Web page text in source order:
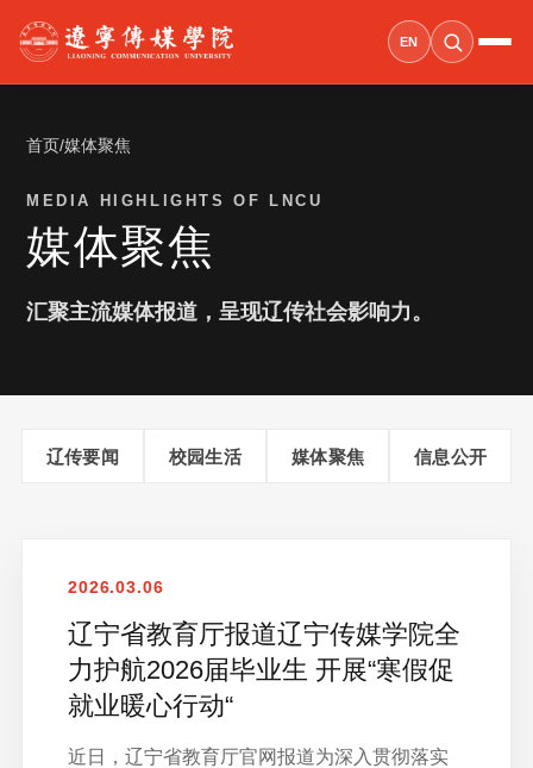
EN
首页/媒体聚焦
MEDIA HIGHLIGHTS OF LNCU
媒体聚焦
汇聚主流媒体报道，呈现辽传社会影响力。
辽传要闻 校园生活 媒体聚焦 信息公开
2026.03.06
辽宁省教育厅报道辽宁传媒学院全
力护航2026届毕业生 开展“寒假促
就业暖心行动“
近日，辽宁省教育厅官网报道为深入贯彻落实